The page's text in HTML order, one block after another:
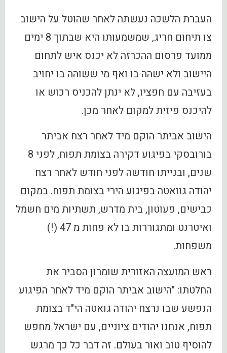
העברת הלשכה נעשתה לאחר שהוטל על הישוב
צו תיחום חריג, שמשמעותו היא שבתוך 8 ימים
ממועד פרסום ההכרזה לא יכנס איש לתחום
היישוב ולא ישהה בו ואף מי ששוהה בו יחויב
בעזיבה עם חפציו, לא ינתן להכניס רכוש או
להיכנס פיזית למקום לאחר מכן.
הישוב אביתר הוקם מיד לאחר רצח אביתר
בורובסקי בפיגוע דקירה בצומת תפוח, לפני 8
שנים, ובנייתו חודשה לפני חודש לאחר רצח
יהודה גוואטה בפיגוע הירי בצומת תפוח. במקום
כבישים, פעוטון, בית מדרש, תשתיות מים חשמל
ואיטרנט ומתגוררות בו לא פחות מ 47 (!)
משפחות.
ראש המועצה האזורית שומרון הסביר את
החלטתו: "הישוב אביתר הוקם מיד לאחר הפיגוע
הנפשע שבו נרצח יהודה גואטה הי"ד בצומת
תפוח, אנחנו יהודים ציוניים, עם ישראל מחפש
להוסיף טוב ואור בעולם. זה דבר כל כך מרגש